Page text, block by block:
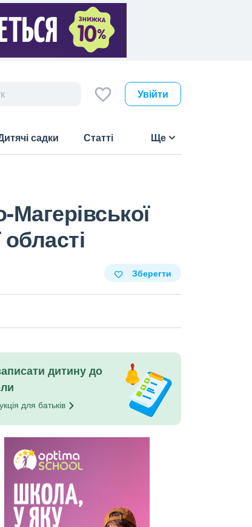
Увійти
садки Статті Ще
Зберегти
дитину до
для батьків